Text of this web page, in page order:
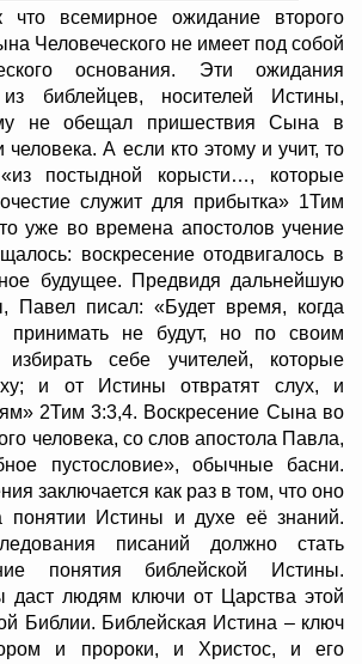
что всемирное ожидание второго
Человеческого не имеет под собой
основания. Эти ожидания
библейцев, носителей Истины,
не обещал пришествия Сына в
А если кто этому и учит, то
постыдной корысти…, которые
служит для прибытка» 1Тим
уже во времена апостолов учение
воскресение отодвигалось в
будущее. Предвидя дальнейшую
Павел писал: «Будет время, когда
принимать не будут, но по своим
избирать себе учителей, которые
и от Истины отвратят слух, и
2Тим 3:3,4. Воскресение Сына во
человека, со слов апостола Павла,
пустословие», обычные басни.
заключается как раз в том, что оно
понятии Истины и духе её знаний.
писаний должно стать
понятия библейской Истины.
даст людям ключи от Царства этой
Библии. Библейская Истина – ключ
и пророки, и Христос, и его